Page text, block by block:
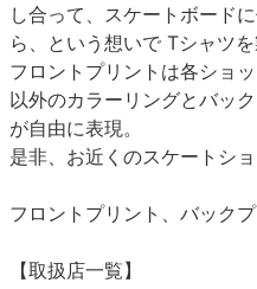
し合って、スケートボード
ら、という想いで Tシャツを
フロントプリントは各ショ
以外のカラーリングとバッ
が自由に表現。
是非、お近くのスケートショ
フロントプリント、バック
【取扱店一覧】